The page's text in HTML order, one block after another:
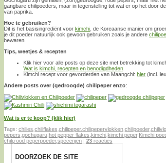
gangbare chilipoeders, maar in tegenstelling tot wat er op het door
van paprika.
Hoe te gebruiken?
Dit is het basisingrediënt voor kimchi , de Koreaanse manier om
je dit poeder natuurlijk ook gewoon gebruiken zoals je andere
bewaren.
Tips, weetjes & recepten
Klik hier voor alle posts op deze site met betrekking tot
Wat is kimchi, recepten en benodigdheden
Kimchi recept voor gevorderden van Maangchi: hier (incl.
Andere posts over (gedroogde) chilipeper enzo:
Wat is er te koop? (klik hier)
Tags: chilies chiliflakes chilipeper,chilipepervlokken chilipoeder,
pepers gochugaru hot pepper flakes kimchi kimchi peper, Kimchi
chili rood peperpoeder,specerijen | 23 reacties
DOORZOEK DE SITE